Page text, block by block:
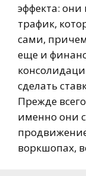
эффекта:
трафик,
сами,
еще и
сделать
Прежде
именно они
воркшопах,